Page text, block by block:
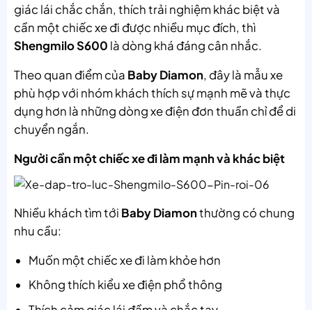
giác lái chắc chắn, thích trải nghiệm khác biệt và
cần một chiếc xe đi được nhiều mục đích, thì
Shengmilo S600 là dòng khá đáng cân nhắc.
Theo quan điểm của Baby Diamon, đây là mẫu xe
phù hợp với nhóm khách thích sự mạnh mẽ và thực
dụng hơn là những dòng xe điện đơn thuần chỉ để di
chuyển ngắn.
Người cần một chiếc xe đi làm mạnh và khác biệt
Nhiều khách tìm tới Baby Diamonthường có chung
nhu cầu:
Muốn một chiếc xe đi làm khỏe hơn
Không thích kiểu xe điện phổ thông